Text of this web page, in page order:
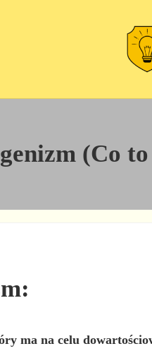
(Co
ma na celu